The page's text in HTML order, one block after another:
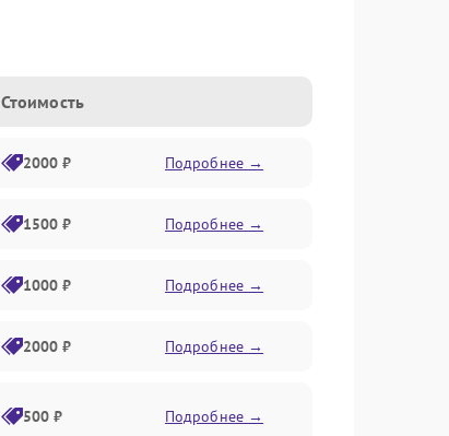
Стоимость
2000 ₽ Подробнее →
1500 ₽ Подробнее →
1000 ₽ Подробнее →
2000 ₽ Подробнее →
500 ₽ Подробнее →